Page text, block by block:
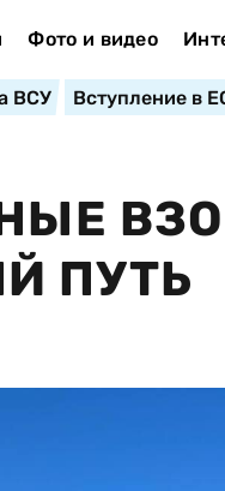
Фото и видео
ВСУ Вступление в
ПУТЬ